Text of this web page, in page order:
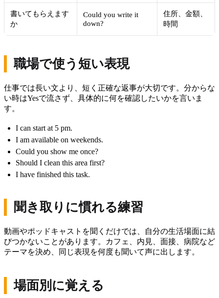
書いてもらえます
か
Could you write it
down?
住所、金額、
時間
職場で使う短い表現
仕事では長い文より、短く正確な返事が大切です。分からな
い時はYesで流さず、具体的に何を確認したいかを言いま
す。
I can start at 5 pm.
I am available on weekends.
Could you show me once?
Should I clean this area first?
I have finished this task.
聞き取りに慣れる練習
動画やポッドキャストを聞くだけでは、自分の生活場面に結
びつかないことがあります。カフェ、内見、面接、病院など
テーマを決め、同じ表現を何度も聞いて声に出します。
場面別に覚える